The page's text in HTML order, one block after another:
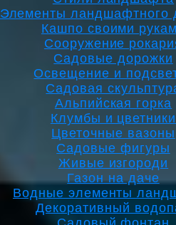
Элементы ландшафтного
Кашпо своими
Сооружение
Садовые дорожки
Освещение и
Садовая
Альпийская горка
Клумбы и цветники
Цветочные вазоны
Садовые фигуры
Живые изгороди
Газон на даче
Водные элементы
Декоративный